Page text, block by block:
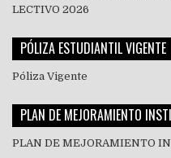
LECTIVO 2026
PÓLIZA ESTUDIANTIL VIGENTE
Póliza Vigente
PLAN DE MEJORAMIENTO
PLAN DE MEJORAMIENTO